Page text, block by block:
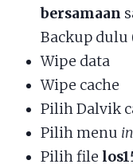
bersamaan
Backup
Wipe data
Wipe cache
Pilih Dalvik
Pilih menu
Pilih file